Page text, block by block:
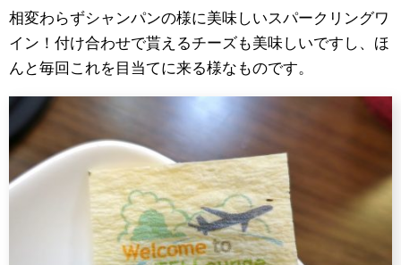
相変わらずシャンパンの様に美味しいスパークリングワ
イン！付け合わせで貰えるチーズも美味しいですし、ほ
んと毎回これを目当てに来る様なものです。